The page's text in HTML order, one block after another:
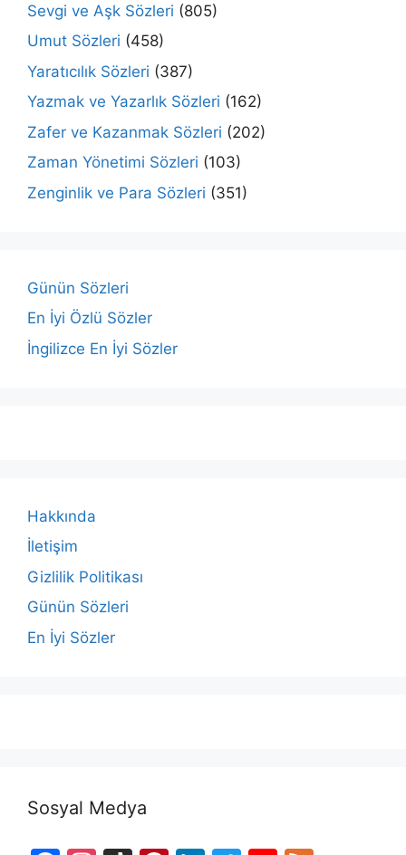
Sevgi ve Aşk Sözleri (805)
Umut Sözleri (458)
Yaratıcılık Sözleri (387)
Yazmak ve Yazarlık Sözleri (162)
Zafer ve Kazanmak Sözleri (202)
Zaman Yönetimi Sözleri (103)
Zenginlik ve Para Sözleri (351)
Günün Sözleri
En İyi Özlü Sözler
İngilizce En İyi Sözler
Hakkında
İletişim
Gizlilik Politikası
Günün Sözleri
En İyi Sözler
Sosyal Medya